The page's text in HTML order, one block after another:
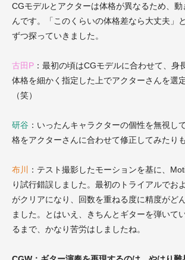
CGモデルとアクターは体格が異なるため、
んです。「このくらいの体格差なら大丈夫」
ずつ探っていきました。
古田P ：最初の頃はCGモデルに合わせて、身
体格を細かく指定した上でアクターさんを選
（笑）
研谷 ：いったんキャラクターの個性を無視し
格をアクターさんに合わせて修正してみたり
布川 ：テスト撮影したモーションを基に、
り試行錯誤しました。最初のトライアルでお
がクリアになり、回数を重ねる度に精度がど
ました。とはいえ、きちんとギターを弾いて
るまで、かなり苦労はしましたね。